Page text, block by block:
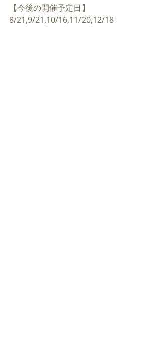
【今後の開催予定日】
8/21,9/21,10/16,11/20,12/18